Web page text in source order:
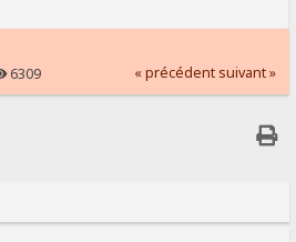
6309 « précédent suivant »